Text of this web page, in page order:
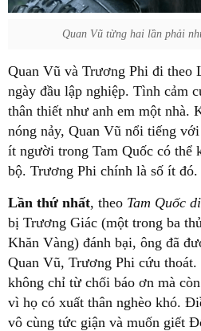
Quan Vũ từng hai lần phải
Quan Vũ và Trương Phi đi theo
ngày đầu lập nghiệp. Tình cảm
thân thiết như anh em một nhà.
nóng nảy, Quan Vũ nổi tiếng
ít người trong Tam Quốc có thể
bộ. Trương Phi chính là số ít đó.
Lần thứ nhất, theo Tam Quốc
bị Trương Giác (một trong ba
Khăn Vàng) đánh bại, ông đã
Quan Vũ, Trương Phi cứu
không chỉ từ chối báo ơn mà
vì họ có xuất thân nghèo khó.
vô cùng tức giận và muốn giết